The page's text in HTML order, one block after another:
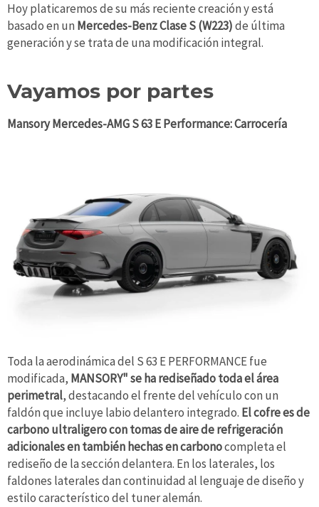
Hoy platicaremos de su más reciente creación y está
basado en un Mercedes-Benz Clase S (W223)de última
generación y se trata de una modificación integral.
Vayamos por partes
Mansory Mercedes-AMG S 63 E Performance: Carrocería
Toda la aerodinámica del S 63 E PERFORMANCE fue
modificada, MANSORY" se ha rediseñado toda el área
perimetral, destacando el frente del vehículo con un
faldón que incluye labio delantero integrado. El cofre es de
carbono ultraligero con tomas de aire de refrigeración
adicionales en también hechas en carbonocompleta el
rediseño de la sección delantera. En los laterales, los
faldones laterales dan continuidad al lenguaje de diseño y
estilo característico del tuner alemán.